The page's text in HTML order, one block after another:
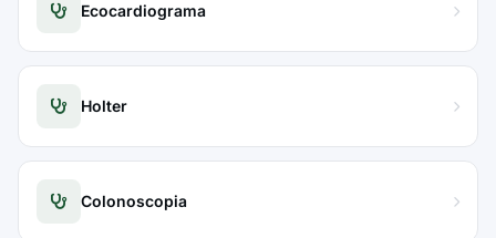
Ecocardiograma
Holter
Colonoscopia